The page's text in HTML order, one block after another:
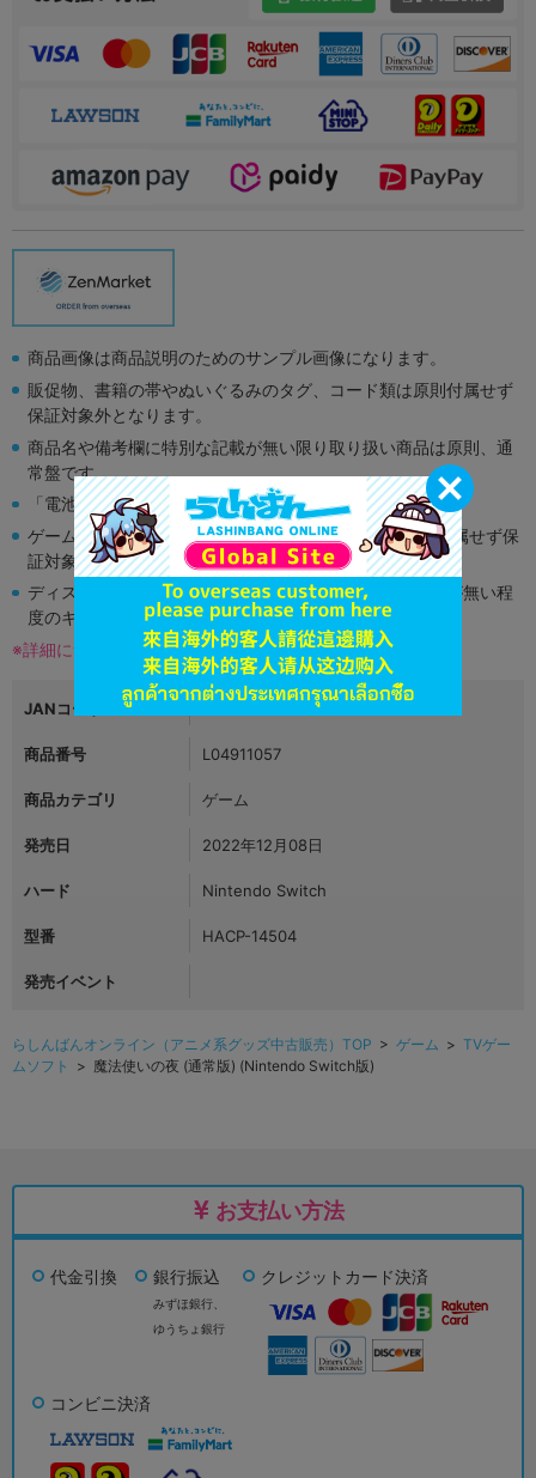
商品画像は商品説明のためのサンプル画像になります。
販促物、書籍の帯やぬいぐるみのタグ、コード類は原則付属せず
保証対象外となります。
商品名や備考欄に特別な記載が無い限り取り扱い商品は原則、通
常盤です。
「電池」は原則として保証対象外となります。
ゲーム機本体には、SDカードなどのメモリーカードは付属せず保
証対象外となります。
ディスク類の読み取り面のキズに関しまして再生に支障が無い程
度のキズがある場合がございます。
※詳細につきましてはコチラ
JANコード 4534530138002
商品番号 L04911057
商品カテゴリ ゲーム
発売日 2022年12月08日
ハード Nintendo Switch
型番 HACP-14504
発売イベント
らしんばんオンライン（アニメ系グッズ中古販売）TOP > ゲーム > TVゲー
ムソフト
> 魔法使いの夜 (通常版) (Nintendo Switch版)
お支払い方法
代金引換 銀行振込
みずほ銀行、
ゆうちょ銀行
クレジットカード決済
コンビニ決済